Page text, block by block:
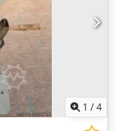
1 /4